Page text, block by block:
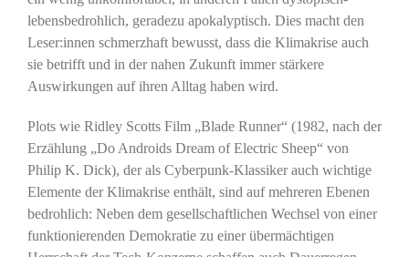
lebensbedrohlich, geradezu apokalyptisch. Dies macht den
Leser:innen schmerzhaft bewusst, dass die Klimakrise auch
sie betrifft und in der nahen Zukunft immer stärkere
Auswirkungen auf ihren Alltag haben wird.
Plots wie Ridley Scotts Film „Blade Runner“ (1982, nach der
Erzählung „Do Androids Dream of Electric Sheep“ von
Philip K. Dick), der als Cyberpunk-Klassiker auch wichtige
Elemente der Klimakrise enthält, sind auf mehreren Ebenen
bedrohlich: Neben dem gesellschaftlichen Wechsel von einer
funktionierenden Demokratie zu einer übermächtigen